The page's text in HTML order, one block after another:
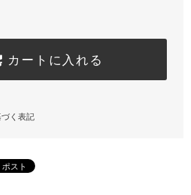
カートに入れる
く表記